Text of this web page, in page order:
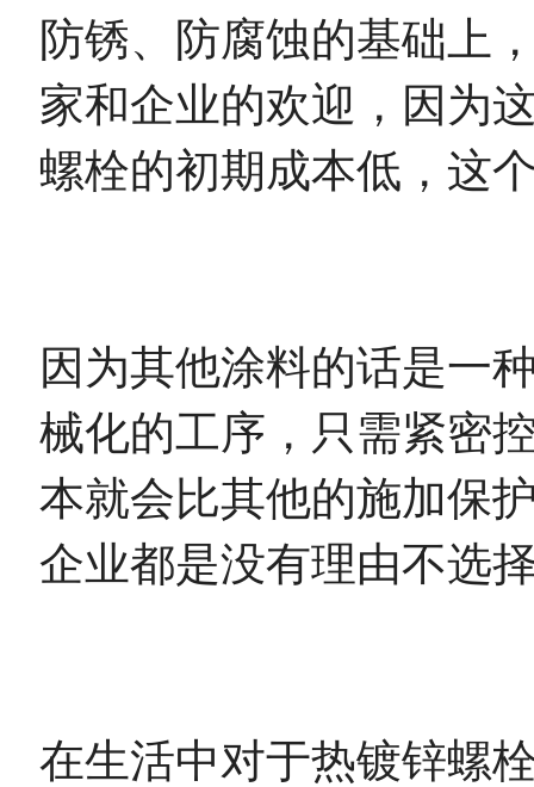
防锈、防腐蚀的基础上
家和企业的欢迎，因为
螺栓的初期成本低，这
因为其他涂料的话是一
械化的工序，只需紧密
本就会比其他的施加保
企业都是没有理由不选
在生活中对于热镀锌螺